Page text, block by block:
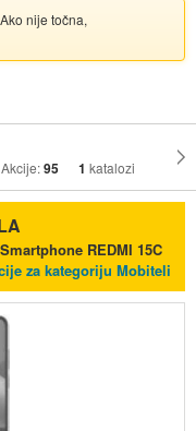
nije točna,
Akcije:95 1 katalozi
REDMI 15C
za kategoriju Mobiteli